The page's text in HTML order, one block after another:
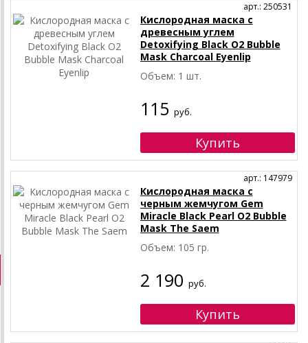
арт.: 250531
Кислородная маска с
древесным углем
Detoxifying Black O2 Bubble
Mask Charcoal Eyenlip
Объем: 1 шт.
115 руб.
арт.: 147979
Кислородная маска с
черным жемчугом Gem
Miracle Black Pearl O2 Bubble
Mask The Saem
Объем: 105 гр.
2 190 руб.